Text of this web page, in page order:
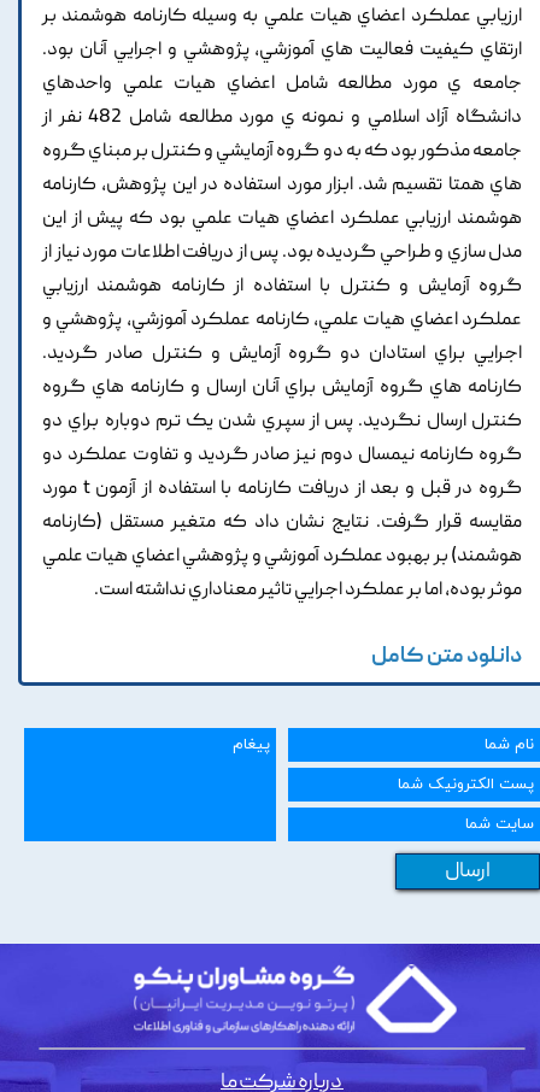
ارزيابي عملکرد اعضاي هيات علمي به وسيله کارنامه هوشمند بر
ارتقاي کيفيت فعاليت هاي آموزشي, پژوهشي و اجرايي آنان بود.
جامعه ي مورد مطالعه شامل اعضاي هيات علمي واحدهاي
دانشگاه آزاد اسلامي و نمونه ي مورد مطالعه شامل 482 نفر از
جامعه مذکور بود که به دو گروه آزمايشي و کنترل بر مبناي گروه
هاي همتا تقسيم شد. ابزار مورد استفاده در اين پژوهش, کارنامه
هوشمند ارزيابي عملکرد اعضاي هيات علمي بود که پيش از اين
مدل سازي و طراحي گرديده بود. پس از دريافت اطلاعات مورد نياز از
گروه آزمايش و کنترل با استفاده از کارنامه هوشمند ارزيابي
عملکرد اعضاي هيات علمي, کارنامه عملکرد آموزشي, پژوهشي و
اجرايي براي استادان دو گروه آزمايش و کنترل صادر گرديد.
کارنامه هاي گروه آزمايش براي آنان ارسال و کارنامه هاي گروه
کنترل ارسال نگرديد. پس از سپري شدن يک ترم دوباره براي دو
گروه کارنامه نيمسال دوم نيز صادر گرديد و تفاوت عملکرد دو
گروه در قبل و بعد از دريافت کارنامه با استفاده از آزمون t مورد
مقايسه قرار گرفت. نتايج نشان داد که متغير مستقل (کارنامه
هوشمند) بر بهبود عملکرد آموزشي و پژوهشي اعضاي هيات علمي
موثر بوده, اما بر عملکرد اجرايي تاثير معناداري نداشته است.
دانلود متن کامل
ارسال
درباره شرکت ما